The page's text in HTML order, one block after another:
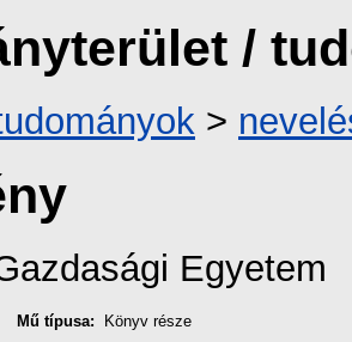
/
>
Egyetem
Mű típusa: Könyv része